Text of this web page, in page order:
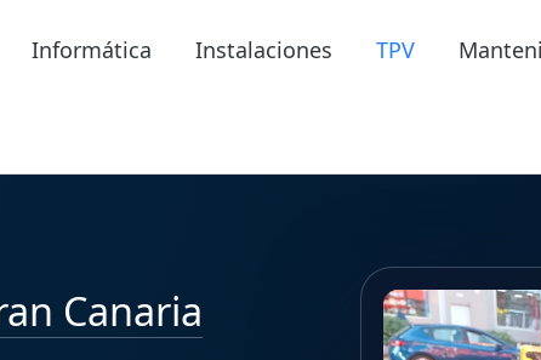
Informática Instalaciones TPV
Canaria